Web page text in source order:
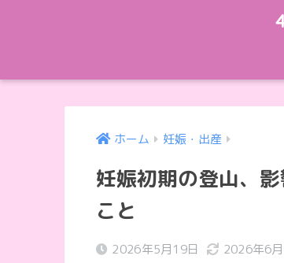
ホーム 妊娠・出産
妊娠初期の登山、
こと
2026年5月19日 2026年6